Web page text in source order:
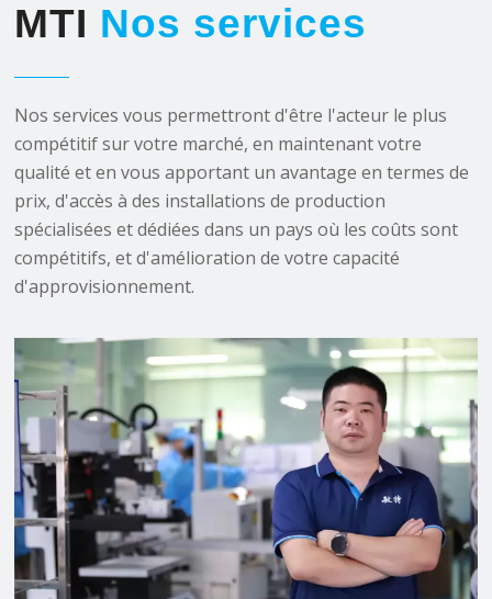
MTI Nos services
Nos services vous permettront d'être l'acteur le plus
compétitif sur votre marché, en maintenant votre
qualité et en vous apportant un avantage en termes de
prix, d'accès à des installations de production
spécialisées et dédiées dans un pays où les coûts sont
compétitifs, et d'amélioration de votre capacité
d'approvisionnement.